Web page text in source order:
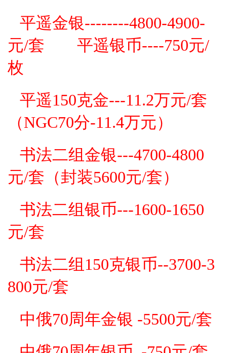
平遥金银--------4800-4900-
元/套 平遥银币----750元/
枚
平遥150克金---11.2万元/套
（NGC70分-11.4万元）
书法二组金银---4700-4800
元/套（封装5600元/套）
书法二组银币---1600-1650
元/套
书法二组150克银币--3700-3
800元/套
中俄70周年金银 -5500元/套